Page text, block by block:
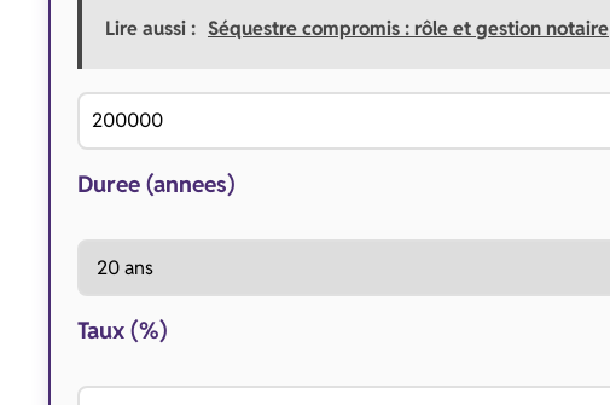
Lire aussi : Séquestre compromis : rôle et gestion notaire
Duree (annees)
Taux (%)